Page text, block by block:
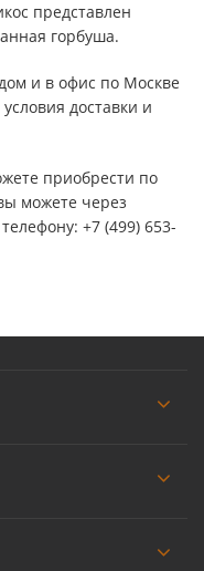
представлен
горбуша.
и в офис по Москве
доставки и
приобрести по
можете через
+7 (499) 653-